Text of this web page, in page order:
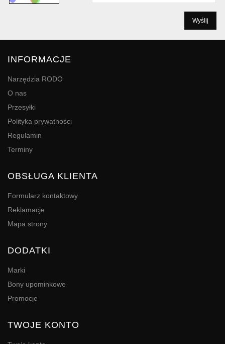
INFORMACJE
Narzędzia RODO
O nas
Przesyłki
Polityka prywatności
Regulamin
Terminy
OBSŁUGA KLIENTA
Formularz kontaktowy
Reklamacje
Mapa strony
DODATKI
Marki
Bony upominkowe
Promocje
TWOJE KONTO